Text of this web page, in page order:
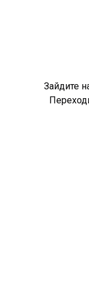
Зайдите